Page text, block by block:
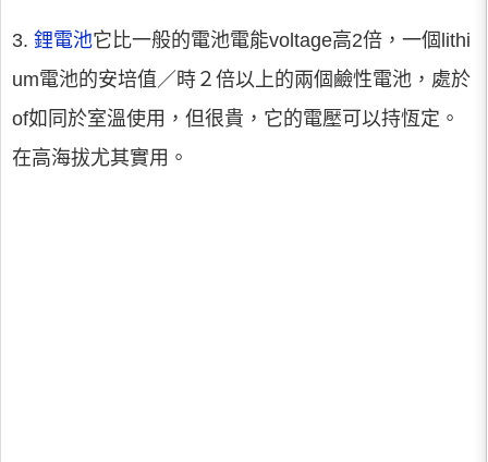
3. 鋰電池它比一般的電池電能voltage高2倍，一個lithi
um電池的安培值／時２倍以上的兩個鹼性電池，處於
of如同於室溫使用，但很貴，它的電壓可以持恆定。
在高海拔尤其實用。